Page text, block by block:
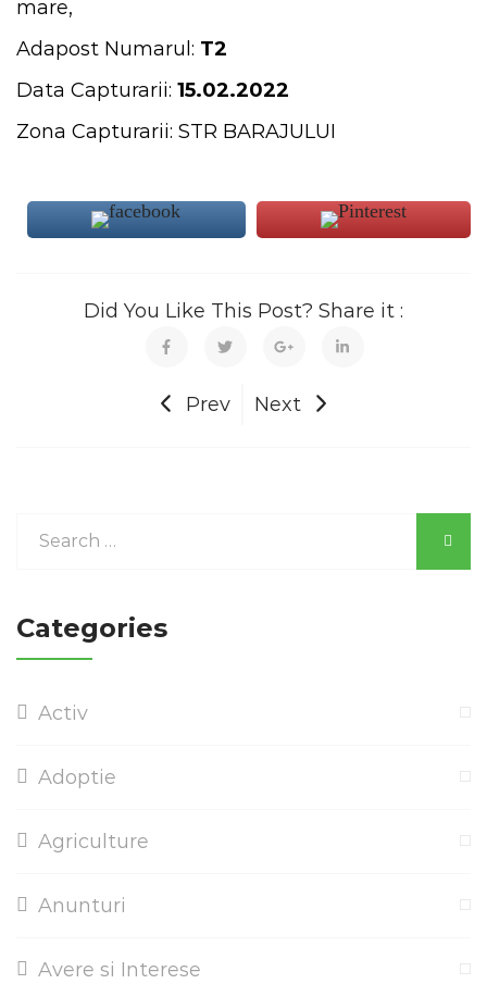
mare,
Adapost Numarul: T2
Data Capturarii: 15.02.2022
Zona Capturarii: STR BARAJULUI
Did You Like This Post? Share it :
Prev Next
Categories
Activ
Adoptie
Agriculture
Anunturi
Avere si Interese